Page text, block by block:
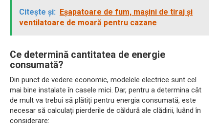
Citește și: Eșapatoare de fum, mașini de tiraj și
ventilatoare de moară pentru cazane
Ce determină cantitatea de energie
consumată?
Din punct de vedere economic, modelele electrice sunt cel
mai bine instalate în casele mici. Dar, pentru a determina cât
de mult va trebui să plătiți pentru energia consumată, este
necesar să calculați pierderile de căldură ale clădirii, luând în
considerare: